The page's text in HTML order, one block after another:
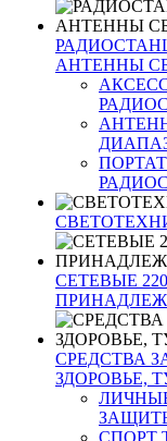
АНТЕННЫ
СЕТЕВЫЕ
СРЕДСТВА
ЗДОРОВЬЕ,
СПОРТ